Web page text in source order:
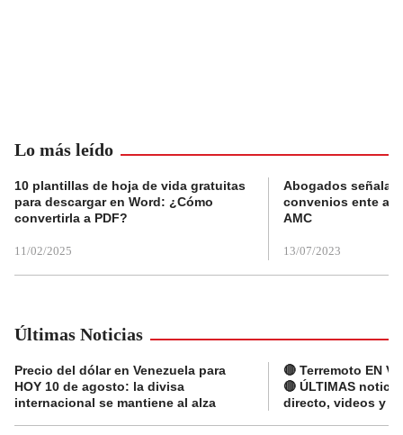
Lo más leído
10 plantillas de hoja de vida gratuitas
para descargar en Word: ¿Cómo
convertirla a PDF?
11/02/2025
Abogados
convenios ente
AMC
13/07/2023
Últimas Noticias
Precio del dólar en Venezuela para
HOY 10 de agosto: la divisa
internacional se mantiene al alza
🔴 Terremoto EN
🔴 ÚLTIMAS
directo, videos y